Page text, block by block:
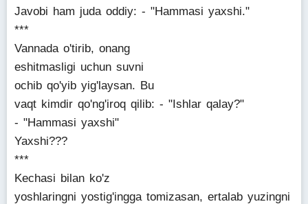
Javobi ham juda oddiy: - "Hammasi yaxshi."
***
Vannada o'tirib, onang
eshitmasligi uchun suvni
ochib qo'yib yig'laysan. Bu
vaqt kimdir qo'ng'iroq qilib: - "Ishlar qalay?"
- "Hammasi yaxshi"
Yaxshi???
***
Kechasi bilan ko'z
yoshlaringni yostig'ingga tomizasan, ertalab yuzingni